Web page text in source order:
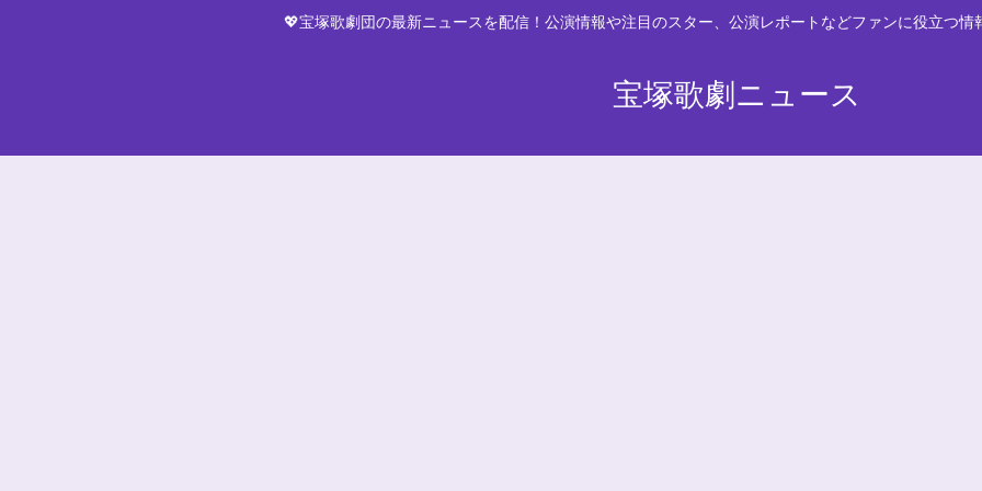
💖宝塚歌劇団の最新ニュースを配信！公演情報や注目のスター、公演レポートなどファンに役立つ情
宝塚歌劇ニュース